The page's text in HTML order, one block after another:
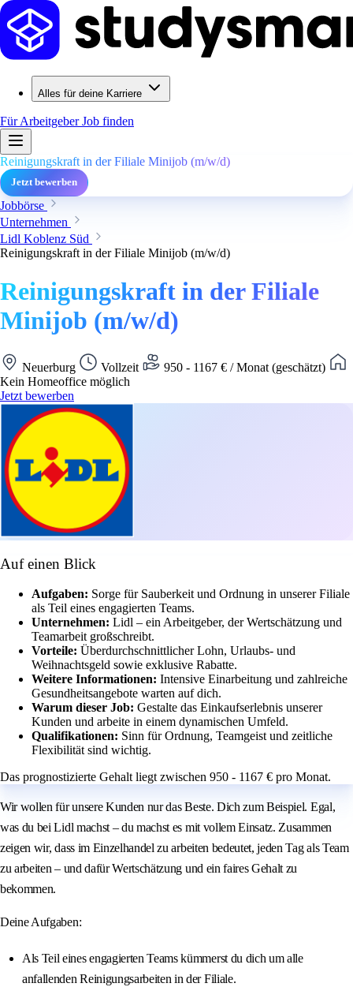
Alles für deine Karriere
Für ArbeitgeberJob finden
Reinigungskraft in der Filiale Minijob (m/w/d)
Jetzt bewerben
Jobbörse
Unternehmen
Lidl Koblenz Süd
Reinigungskraft in der Filiale Minijob (m/w/d)
Reinigungskraft in der Filiale
Minijob (m/w/d)
Neuerburg Vollzeit
950 - 1167 € / Monat (geschätzt)
Kein Homeoffice möglich
Jetzt bewerben
Auf einen Blick
Aufgaben: Sorge für Sauberkeit und Ordnung in unserer Filiale
als Teil eines engagierten Teams.
Unternehmen: Lidl – ein Arbeitgeber, der Wertschätzung und
Teamarbeit großschreibt.
Vorteile: Überdurchschnittlicher Lohn, Urlaubs- und
Weihnachtsgeld sowie exklusive Rabatte.
Weitere Informationen: Intensive Einarbeitung und zahlreiche
Gesundheitsangebote warten auf dich.
Warum dieser Job: Gestalte das Einkaufserlebnis unserer
Kunden und arbeite in einem dynamischen Umfeld.
Qualifikationen: Sinn für Ordnung, Teamgeist und zeitliche
Flexibilität sind wichtig.
Das prognostizierte Gehalt liegt zwischen 950 - 1167 € pro Monat.
Wir wollen für unsere Kunden nur das Beste. Dich zum Beispiel. Egal,
was du bei Lidl machst – du machst es mit vollem Einsatz. Zusammen
zeigen wir, dass im Einzelhandel zu arbeiten bedeutet, jeden Tag als Team
zu arbeiten – und dafür Wertschätzung und ein faires Gehalt zu
bekommen.
Deine Aufgaben:
Als Teil eines engagierten Teams kümmerst du dich um alle
anfallenden Reinigungsarbeiten in der Filiale.